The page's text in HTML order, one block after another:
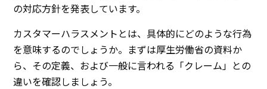
の対応方針を発表しています。
カスタマーハラスメントとは、具体的にどのような行為
を意味するのでしょうか。まずは厚生労働省の資料か
ら、その定義、および一般に言われる「クレーム」との
違いを確認しましょう。